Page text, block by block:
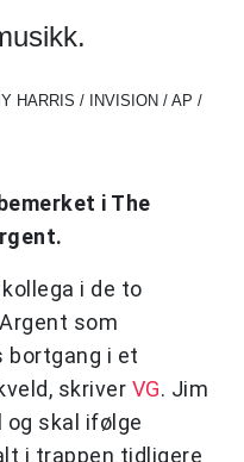
HARRIS / INVISION / AP /
i The
i de to
som
i et
skriver VG. Jim
og skal ifølge
i trappen tidligere